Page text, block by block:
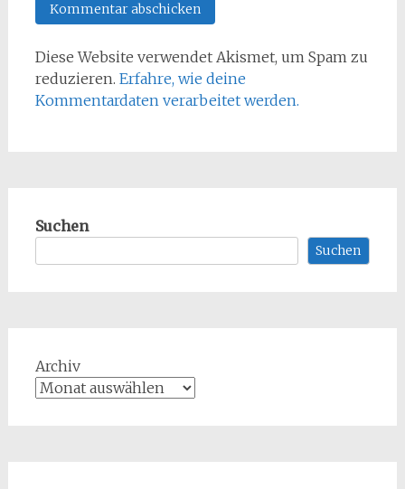
Diese Website verwendet Akismet, um Spam zu
reduzieren. Erfahre, wie deine
Kommentardaten verarbeitet werden.
Suchen
Suchen
Archiv